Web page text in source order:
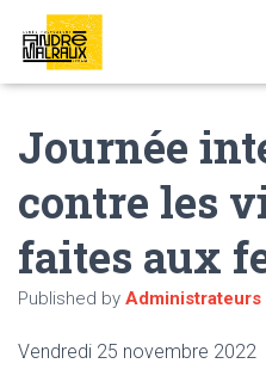
Journée
contre les
faites aux
Published by Administrateurs
Vendredi 25 novembre 2022